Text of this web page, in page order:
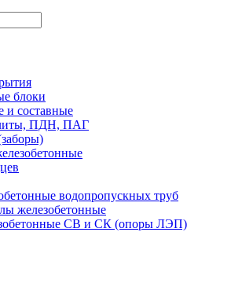
блоки
и составные
ПДН, ПАГ
водопропускных труб
железобетонные
СВ и СК (опоры ЛЭП)